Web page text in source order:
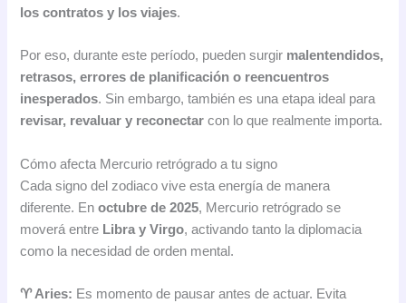
los contratos y los viajes.
Por eso, durante este período, pueden surgir malentendidos,
retrasos, errores de planificación o reencuentros
inesperados. Sin embargo, también es una etapa ideal para
revisar, revaluar y reconectar con lo que realmente importa.
Cómo afecta Mercurio retrógrado a tu signo
Cada signo del zodiaco vive esta energía de manera
diferente. Enoctubre de 2025, Mercurio retrógrado se
moverá entre Libra y Virgo, activando tanto la diplomacia
como la necesidad de orden mental.
♈ Aries: Es momento de pausar antes de actuar. Evita